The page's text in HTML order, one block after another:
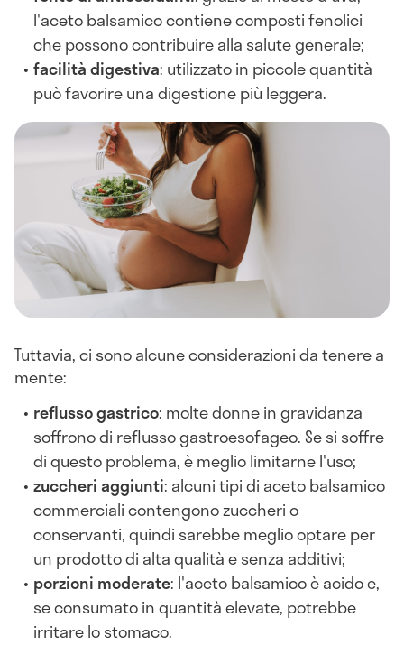
l'aceto balsamico contiene composti fenolici
che possono contribuire alla salute generale;
facilità digestiva: utilizzato in piccole quantità
può favorire una digestione più leggera.
Tuttavia, ci sono alcune considerazioni da tenere a
mente:
reflusso gastrico: molte donne in gravidanza
soffrono di reflusso gastroesofageo. Se si soffre
di questo problema, è meglio limitarne l'uso;
zuccheri aggiunti: alcuni tipi di aceto balsamico
commerciali contengono zuccheri o
conservanti, quindi sarebbe meglio optare per
un prodotto di alta qualità e senza additivi;
porzioni moderate: l'aceto balsamico è acido e,
se consumato in quantità elevate, potrebbe
irritare lo stomaco.